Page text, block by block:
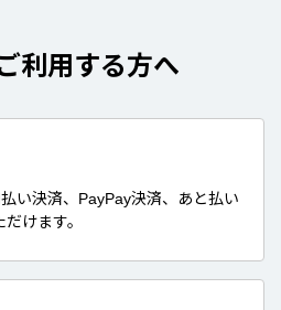
利用する方へ
い決済、PayPay決済、あと払い
けます。